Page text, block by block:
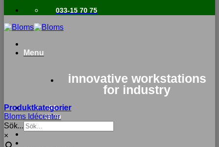
033-15 70 75
Menu
innovative workstations
for industry
033-
15 70
Produktkategorier
Bloms Idécenter
Sök...
×